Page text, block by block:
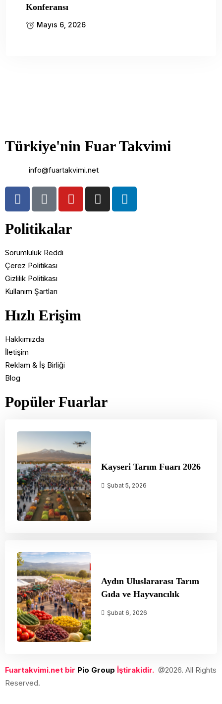
Konferansı
Mayıs 6, 2026
Türkiye'nin Fuar Takvimi
info@fuartakvimi.net
Politikalar
Sorumluluk Reddi
Çerez Politikası
Gizlilik Politikası
Kullanım Şartları
Hızlı Erişim
Hakkımızda
İletişim
Reklam & İş Birliği
Blog
Popüler Fuarlar
Kayseri Tarım Fuarı 2026
Şubat 5, 2026
Aydın Uluslararası Tarım
Gıda ve Hayvancılık
Şubat 6, 2026
Fuartakvimi.net bir Pio Group İştirakidir. @2026. All Rights
Reserved.